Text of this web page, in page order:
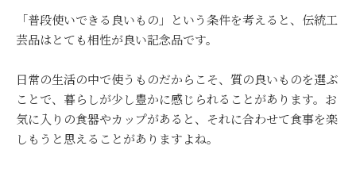
「普段使いできる良いもの」という条件を考えると、伝統工
芸品はとても相性が良い記念品です。
日常の生活の中で使うものだからこそ、質の良いものを選ぶ
ことで、暮らしが少し豊かに感じられることがあります。お
気に入りの食器やカップがあると、それに合わせて食事を楽
しもうと思えることがありますよね。